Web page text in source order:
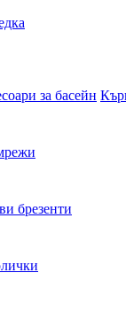
за басейн
брезенти